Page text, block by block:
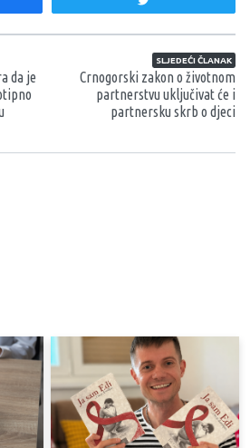
da je
SLJEDEĆI ČLANAK
Crnogorski zakon o životnom
partnerstvu uključivat će i
partnersku skrb o djeci